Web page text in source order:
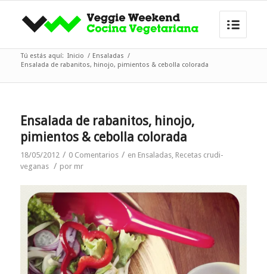
Tú estás aquí: Inicio / Ensaladas /
Ensalada de rabanitos, hinojo, pimientos & cebolla colorada
Ensalada de rabanitos, hinojo,
pimientos & cebolla colorada
18/05/2012 / 0 Comentarios / en Ensaladas, Recetas crudi-
veganas / por mr